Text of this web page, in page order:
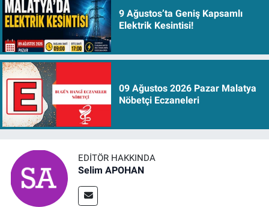
9 Ağustos’ta Geniş Kapsamlı
Elektrik Kesintisi!
09 Ağustos 2026 Pazar Malatya
Nöbetçi Eczaneleri
EDITÖR HAKKINDA
Selim APOHAN